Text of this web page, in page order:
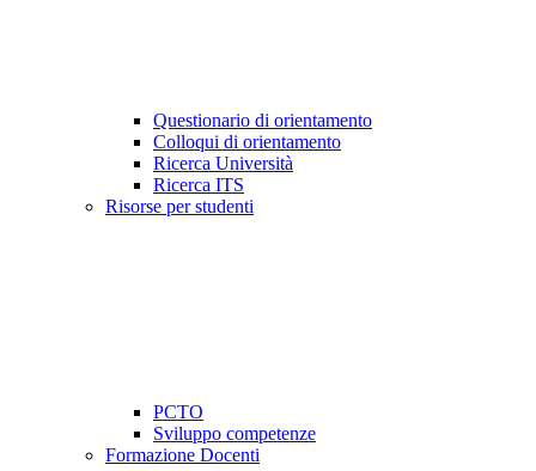
Questionario di orientamento
Colloqui di orientamento
Ricerca Università
Ricerca ITS
Risorse per studenti
PCTO
Sviluppo competenze
Formazione Docenti